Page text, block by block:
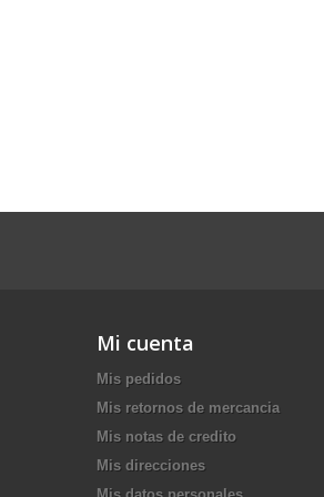
Mi cuenta
Mis pedidos
Mis retornos de mercancia
Mis notas de credito
Mis direcciones